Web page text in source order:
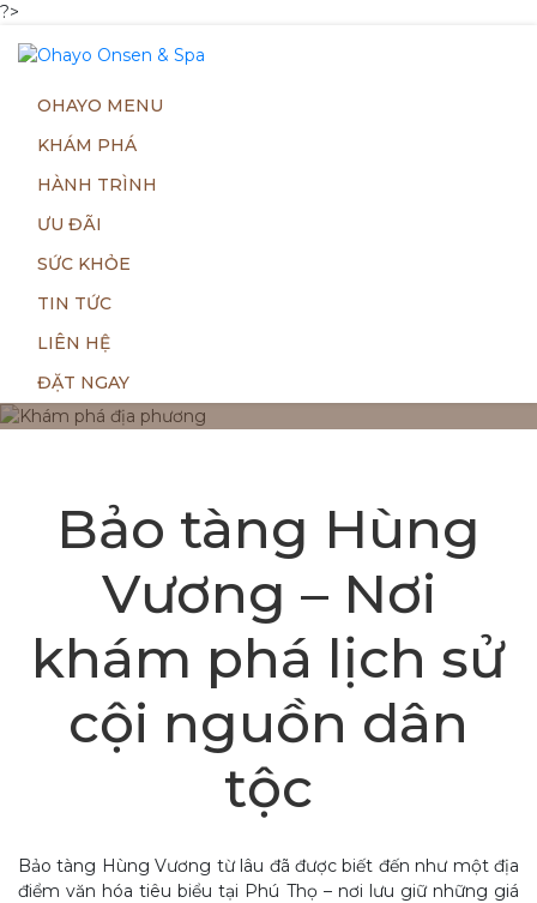
?>
OHAYO MENU
KHÁM PHÁ
HÀNH TRÌNH
ƯU ĐÃI
SỨC KHỎE
TIN TỨC
LIÊN HỆ
ĐẶT NGAY
Khám phá địa phương
Bảo tàng Hùng
Vương – Nơi
khám phá lịch sử
cội nguồn dân
tộc
Bảo tàng Hùng Vương từ lâu đã được biết đến như một địa
điểm văn hóa tiêu biểu tại Phú Thọ – nơi lưu giữ những giá